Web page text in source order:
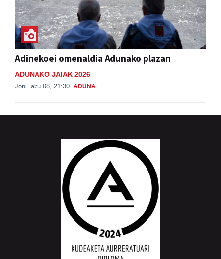
Adinekoei omenaldia Adunako plazan
ADUNAKO JAIAK 2026
Joni abu 08, 21:30 ADUNA